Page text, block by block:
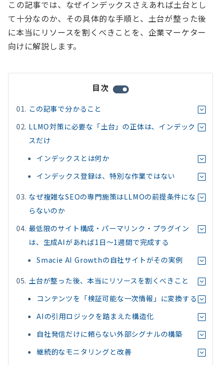
この記事では、なぜインデックスさえあれば土台とし
て十分なのか、その具体的な手順と、土台が整った後
に本当にリソースを割くべきことを、企業マーケター
向けに解説します。
目次
この記事で分かること
LLMO対策に必要な「土台」の正体は、インデック
スだけ
インデックスとは何か
インデックス登録は、特別な作業ではない
なぜ複雑なSEOの専門施策はLLMOの前提条件にな
らないのか
最低限のサイト構成・パーマリンク・プラグイン
は、生成AIがあれば1日〜1週間で完成する
Smacie AI Growthの自社サイトがその実例
土台が整った後、本当にリソースを割くべきこと
コンテンツを「検証可能な一次情報」に変換する
AIの引用ロジックを踏まえた構造化
自社発信だけに頼らない外部シグナルの構築
継続的なモニタリングと改善